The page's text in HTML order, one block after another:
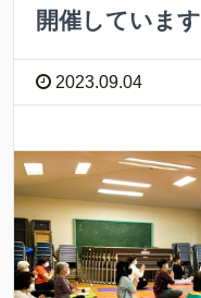
開催しています
2023.09.04